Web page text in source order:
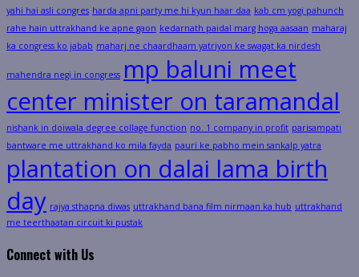
yahi hai asli congres harda apni party me hi kyun haar daa kab cm yogi pahunch
rahe hain uttrakhand ke apne gaon kedarnath paidal marg hoga aasaan maharaj
ka congress ko jabab maharj ne chaardhaam yatriyon ke swagat ka nirdesh
mahendra negi in congress mp baluni meet
center minister on taramandal
nishank in doiwala degree collage function no. 1 company in profit parisampati
bantware me uttrakhand ko mila fayda pauri ke pabho mein sankalp yatra
plantation on dalai lama birth
day rajya sthapna diwas uttrakhand bana film nirmaan ka hub uttrakhand
me teerthaatan circuit ki pustak
Connect with Us